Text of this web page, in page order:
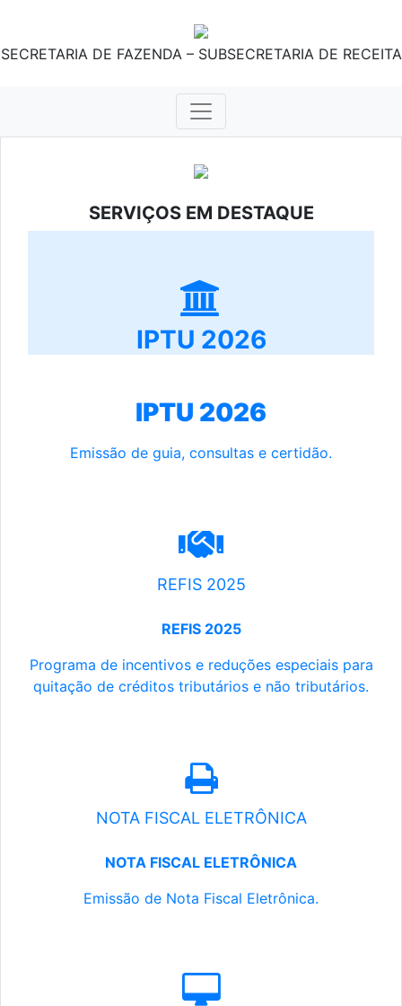
SECRETARIA DE FAZENDA – SUBSECRETARIA DE RECEITA
SERVIÇOS EM DESTAQUE
IPTU 2026
IPTU 2026
Emissão de guia, consultas e certidão.
REFIS 2025
REFIS 2025
Programa de incentivos e reduções especiais para
quitação de créditos tributários e não tributários.
NOTA FISCAL ELETRÔNICA
NOTA FISCAL ELETRÔNICA
Emissão de Nota Fiscal Eletrônica.